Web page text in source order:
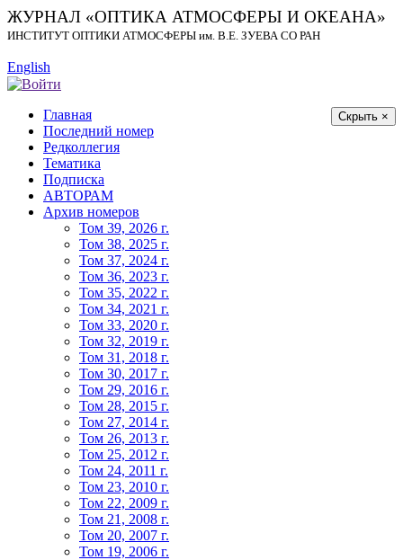
ЖУРНАЛ «ОПТИКА АТМОСФЕРЫ И ОКЕАНА»
ИНСТИТУТ ОПТИКИ АТМОСФЕРЫ им. В.Е. ЗУЕВА СО РАН
English
Скрыть ×
Главная
Последний номер
Редколлегия
Тематика
Подписка
АВТОРАМ
Архив номеров
Том 39, 2026 г.
Том 38, 2025 г.
Том 37, 2024 г.
Том 36, 2023 г.
Том 35, 2022 г.
Том 34, 2021 г.
Том 33, 2020 г.
Том 32, 2019 г.
Том 31, 2018 г.
Том 30, 2017 г.
Том 29, 2016 г.
Том 28, 2015 г.
Том 27, 2014 г.
Том 26, 2013 г.
Том 25, 2012 г.
Том 24, 2011 г.
Том 23, 2010 г.
Том 22, 2009 г.
Том 21, 2008 г.
Том 20, 2007 г.
Том 19, 2006 г.